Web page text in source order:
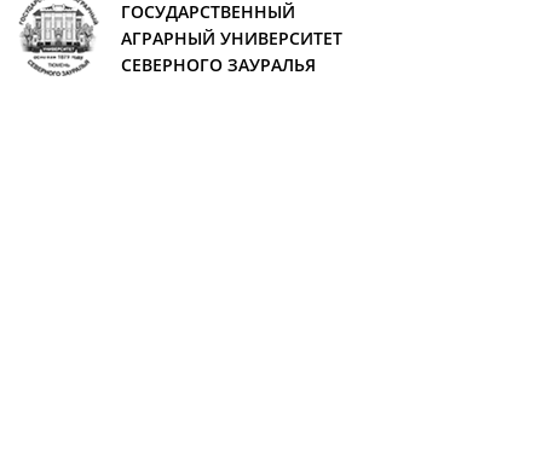
ГОСУДАРСТВЕННЫЙ
АГРАРНЫЙ УНИВЕРСИТЕТ
СЕВЕРНОГО ЗАУРАЛЬЯ